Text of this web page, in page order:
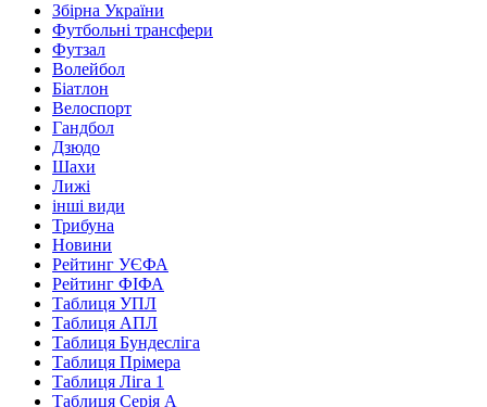
Збірна України
Футбольні трансфери
Футзал
Волейбол
Біатлон
Велоспорт
Гандбол
Дзюдо
Шахи
Лижі
інші види
Трибуна
Новини
Рейтинг УЄФА
Рейтинг ФІФА
Таблиця УПЛ
Таблиця АПЛ
Таблиця Бундесліга
Таблиця Прімера
Таблиця Ліга 1
Таблиця Серія А